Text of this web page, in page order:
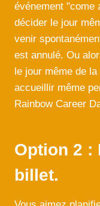
événement "come
décider le jour
venir
est annulé. Ou
le jour même de
accueillir même
Rainbow Career
Option 2 :
billet.